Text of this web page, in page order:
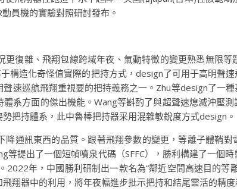
員機的實驗對照研討發布。
復雜、飛翔包線跨域年夜、氣動特徵的變更熟悉無限
構造化奇怪值實際的把持方式，design了可用于高明聲
速巡航飛翔重視要的把持義務之一。Zhu等design了一
系方面的傑出機能。Wang等斟酌了與超聲速熄滅沖壓
把持體系，此中魯棒把持器采用混雜敏銳度方式design。
通訊東西的品質。跟著飛翔參數的變更，等離子體鞘
等提出了一個短幀噴泉代碼（SFFC），勝利構建了一個
2022年，中國勝利研制出一款名為“鄰近空間高速目的等
翔器中的利用，將年夜幅進步批示把持和結尾靈活的精度